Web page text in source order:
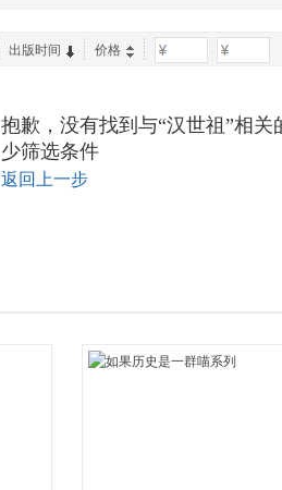
出版时间 价格 -
抱歉，没有找到与“汉世祖”相
少筛选条件
返回上一步